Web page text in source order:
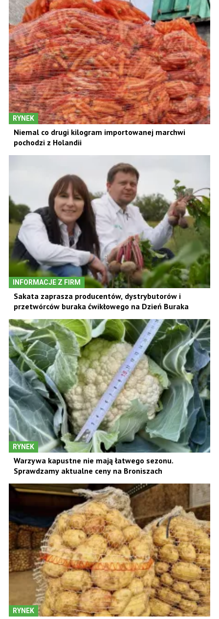
RYNEK
Niemal co drugi kilogram importowanej marchwi
pochodzi z Holandii
INFORMACJE Z FIRM
Sakata zaprasza producentów, dystrybutorów i
przetwórców buraka ćwikłowego na Dzień Buraka
RYNEK
Warzywa kapustne nie mają łatwego sezonu.
Sprawdzamy aktualne ceny na Broniszach
RYNEK